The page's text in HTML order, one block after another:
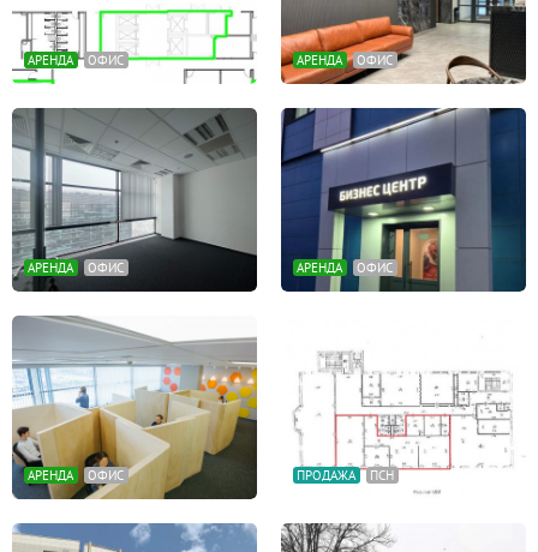
АРЕНДА ОФИС АРЕНДА ОФИС
АРЕНДА ОФИС АРЕНДА ОФИС
АРЕНДА ОФИС ПРОДАЖА ПСН